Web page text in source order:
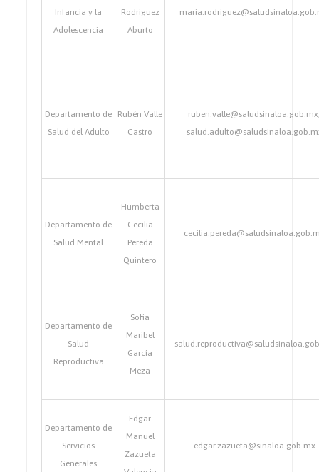
Infancia y la
Adolescencia
Rodriguez
Aburto
Departamento de
Salud del Adulto
Rubén Valle
Castro
Departamento de
Salud Mental
Humberta
Cecilia
Pereda
Quintero
Departamento de
Salud
Reproductiva
Sofia
Maribel
García
Meza
Departamento de
Servicios
Generales
Edgar
Manuel
Zazueta
edgar.zazueta@sinaloa.gob.mx